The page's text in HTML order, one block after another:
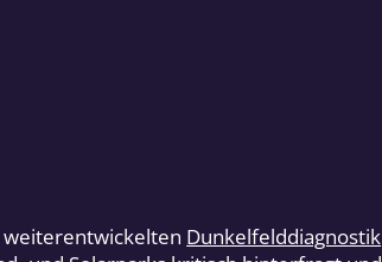
Dunkelfelddiagnostik